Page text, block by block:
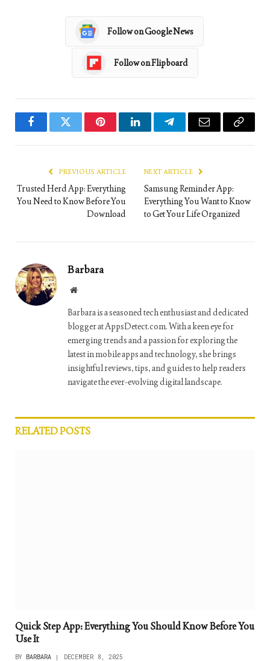
Follow on Google News
Follow on Flipboard
FacebookTwitter PinterestLinkedInTelegramEmail
Copy
PREVIOUS ARTICLE
Trusted Herd App: Everything
You Need to Know Before You
Download
NEXT ARTICLE
Samsung Reminder App:
Everything You Want to Know
to Get Your Life Organized
Barbara
Website
Barbara is a seasoned tech enthusiast and dedicated
blogger at AppsDetect.com. With a keen eye for
emerging trends and a passion for exploring the
latest in mobile apps and technology, she brings
insightful reviews, tips, and guides to help readers
navigate the ever-evolving digital landscape.
RELATEDPOSTS
Quick Step App: Everything You Should Know Before You
Use It
BY BARBARA DECEMBER 8, 2025